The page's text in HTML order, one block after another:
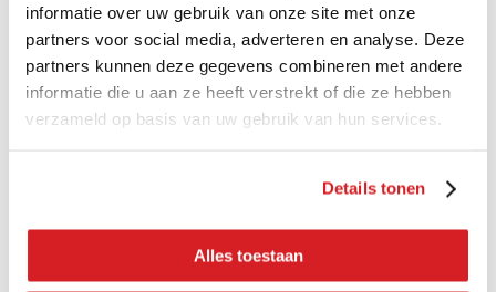
informatie over uw gebruik van onze site met onze
partners voor social media, adverteren en analyse. Deze
partners kunnen deze gegevens combineren met andere
informatie die u aan ze heeft verstrekt of die ze hebben
verzameld op basis van uw gebruik van hun services.
Details tonen
Alles toestaan
Afhankelijk van de ondergrond 0,1-0,2 liter/m2 per laag.
Exacte hoeveelheden dienen proefondervindelijk vastgesteld
te worden.
Reiniging van gereedschap